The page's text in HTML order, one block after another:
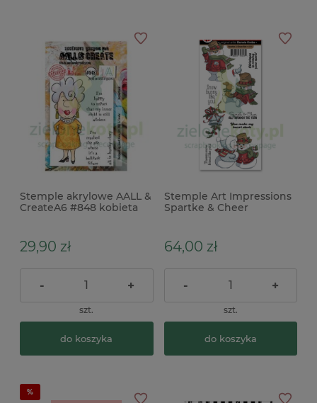
Stemple akrylowe AALL &
CreateA6 #848 kobieta
29,90 zł
- +
szt.
do koszyka
Stemple Art Impressions
Spartke & Cheer
64,00 zł
- +
szt.
do koszyka